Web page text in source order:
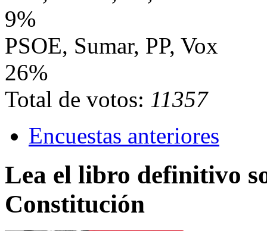
9%
PSOE, Sumar, PP, Vox
26%
Total de votos: 11357
Encuestas anteriores
Lea el libro definitivo
Constitución